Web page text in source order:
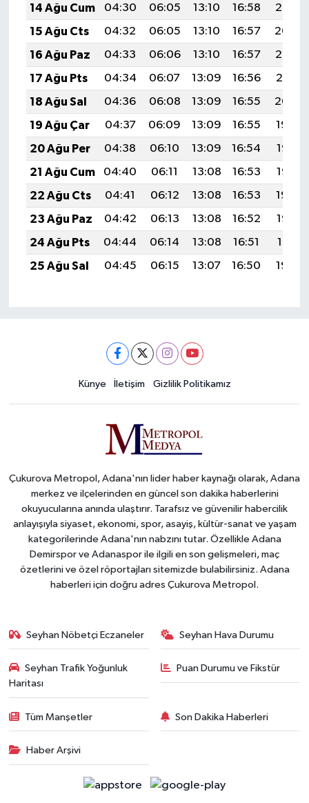
14 Ağu Cum
04:30 06:05 13:10 16:58
20:05
15 Ağu Cts
04:32 06:05 13:10 16:57
20:04
16 Ağu Paz
04:33 06:06 13:10 16:57
20:03
17 Ağu Pts
04:34 06:07 13:09 16:56
20:01
18 Ağu Sal
04:36 06:08 13:09 16:55
20:00
19 Ağu Çar
04:37 06:09 13:09 16:55
19:59
20 Ağu Per
04:38 06:10 13:09 16:54
19:57
21 Ağu Cum
04:40 06:11 13:08 16:53
19:56
22 Ağu Cts
04:41 06:12 13:08 16:53
19:54
23 Ağu Paz
04:42 06:13 13:08 16:52
19:53
24 Ağu Pts
04:44 06:14 13:08 16:51
19:51
25 Ağu Sal
04:45 06:15 13:07 16:50 19:50
Künye İletişim Gizlilik Politikamız
Çukurova Metropol, Adana'nın lider haber kaynağı olarak, Adana
merkez ve ilçelerinden en güncel son dakika haberlerini
okuyucularına anında ulaştırır. Tarafsız ve güvenilir habercilik
anlayışıyla siyaset, ekonomi, spor, asayiş, kültür-sanat ve yaşam
kategorilerinde Adana'nın nabzını tutar. Özellikle Adana
Demirspor ve Adanaspor ile ilgili en son gelişmeleri, maç
özetlerini ve özel röportajları sitemizde bulabilirsiniz. Adana
haberleri için doğru adres Çukurova Metropol.
Seyhan Nöbetçi Eczaneler Seyhan Hava Durumu
Seyhan Trafik Yoğunluk
Haritası
Puan Durumu ve Fikstür
Tüm Manşetler Son Dakika Haberleri
Haber Arşivi